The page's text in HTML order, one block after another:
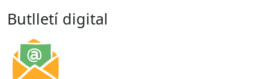
Butlletí digital